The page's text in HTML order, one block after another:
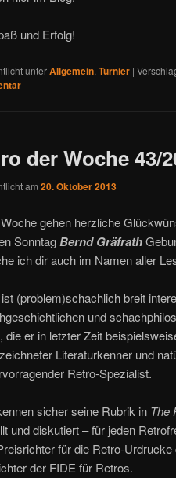
und Erfolg!
unterAllgemein, Turnier |
der Woche 43/
am 20. Oktober 2013
gehen herzliche
SonntagBernd Gräfrath
ich dir auch im Namen aller
(problem)schachlich breit
und
die er in letzter Zeit
Literaturkenner und
Retro-Spezialist.
sicher seine Rubrik in The
und diskutiert – für jeden
für die Retro-Urdrucke
der FIDE für Retros.